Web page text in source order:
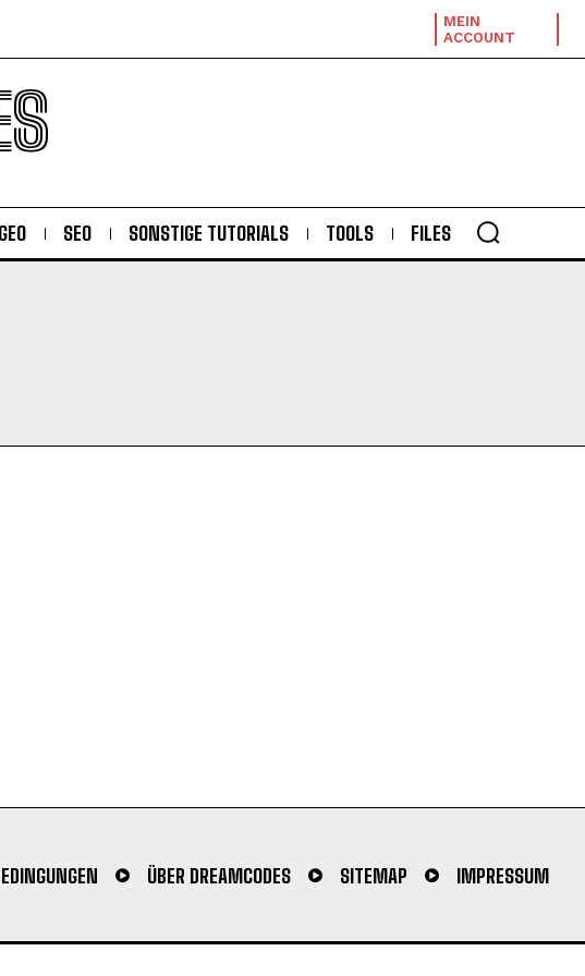
MEIN
ACCOUNT
GEO SEO SONSTIGE TUTORIALS TOOLS FILES
ÜBER DREAMCODES SITEMAP IMPRESSUM